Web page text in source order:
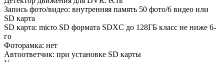
Запись фото/видео: внутренняя память 50 фото/6 видео или
SD карта
SD карта: micro SD формата SDXC до 128ГБ класс не ниже 6-
го
Фоторамка: нет
Автоответчик: при установке SD карты